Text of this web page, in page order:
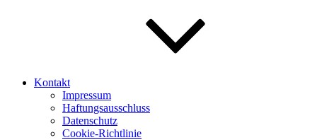
Kontakt
Impressum
Haftungsausschluss
Datenschutz
Cookie-Richtlinie